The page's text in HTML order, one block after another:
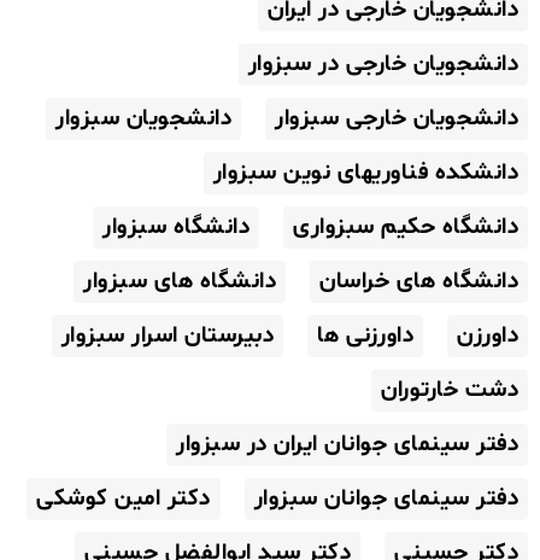
دانشجویان خارجی در ایران
دانشجویان خارجی در سبزوار
دانشجویان خارجی سبزوار
دانشجویان سبزوار
دانشکده فناوریهای نوین سبزوار
دانشگاه حکیم سبزواری
دانشگاه سبزوار
دانشگاه های خراسان
دانشگاه های سبزوار
داورزن
داورزنی ها
دبیرستان اسرار سبزوار
دشت خارتوران
دفتر سینمای جوانان ایران در سبزوار
دفتر سینمای جوانان سبزوار
دکتر امین کوشکی
دکتر حسینی
دکتر سید ابوالفضل حسینی